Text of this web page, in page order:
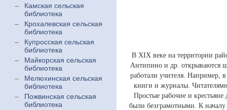
Камская сельская
библиотека
Крохалевская сельская
библиотека
Купросская сельская
библиотека
Майкорская сельская
библиотека
Мелюхинская сельская
библиотека
Пожвинская сельская
библиотека
В XIX веке на территории
Антипино и др. открываются
работали учителя. Например,
книги и журналы.
Простые рабочие и
были безграмотными. К